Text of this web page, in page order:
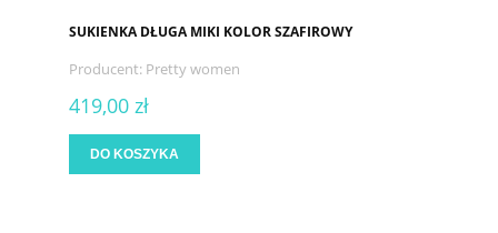
SUKIENKA DŁUGA MIKI KOLOR SZAFIROWY
Producent: Pretty women
419,00 zł
DO KOSZYKA